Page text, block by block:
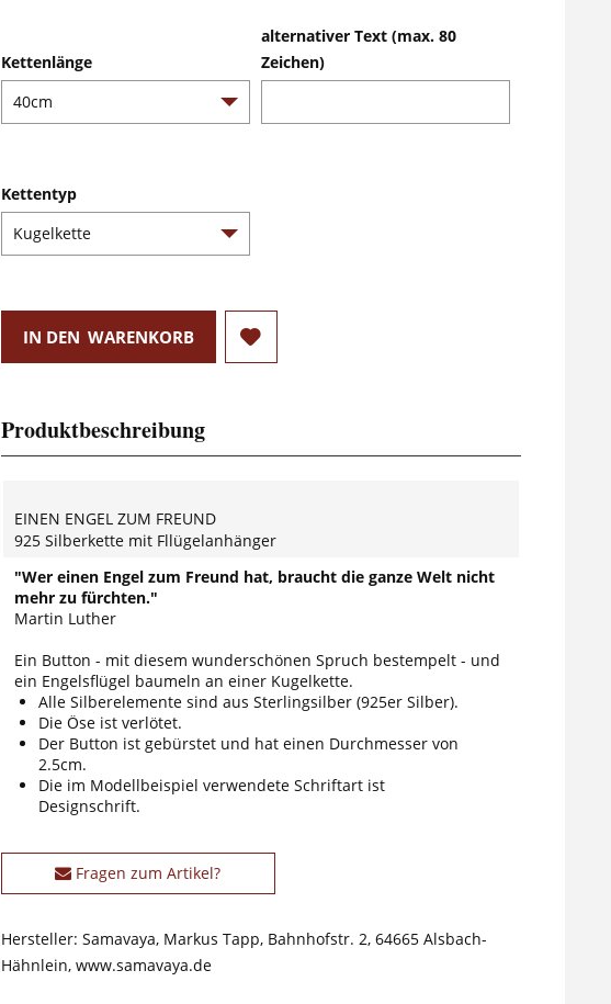
Kettenlänge
Kettentyp
alternativer Text (max. 80
Zeichen)
IN DEN WARENKORB
Produktbeschreibung
EINEN ENGEL ZUM FREUND
925 Silberkette mit Fllügelanhänger
"Wer einen Engel zum Freund hat, braucht die ganze Welt nicht
mehr zu fürchten."
Martin Luther
Ein Button - mit diesem wunderschönen Spruch bestempelt - und
ein Engelsflügel baumeln an einer Kugelkette.
Alle Silberelemente sind aus Sterlingsilber (925er Silber).
Die Öse ist verlötet.
Der Button ist gebürstet und hat einen Durchmesser von
2.5cm.
Die im Modellbeispiel verwendete Schriftart ist
Designschrift.
Fragen zum Artikel?
Hersteller: Samavaya, Markus Tapp, Bahnhofstr. 2, 64665 Alsbach-
Hähnlein, www.samavaya.de